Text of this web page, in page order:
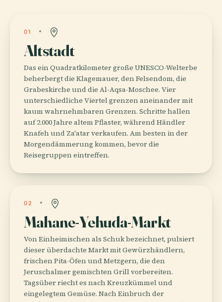
01
Altstadt
Das ein Quadratkilometer große UNESCO-Welterbe
beherbergt die Klagemauer, den Felsendom, die
Grabeskirche und die Al-Aqsa-Moschee. Vier
unterschiedliche Viertel grenzen aneinander mit
kaum wahrnehmbaren Grenzen. Schritte hallen
auf 2.000 Jahre altem Pflaster, während Händler
Knafeh und Za'atar verkaufen. Am besten in der
Morgendämmerung kommen, bevor die
Reisegruppen eintreffen.
02
Mahane-Yehuda-Markt
Von Einheimischen als Schuk bezeichnet, pulsiert
dieser überdachte Markt mit Gewürzhändlern,
frischen Pita-Öfen und Metzgern, die den
Jeruschalmer gemischten Grill vorbereiten.
Tagsüber riecht es nach Kreuzkümmel und
eingelegtem Gemüse. Nach Einbruch der